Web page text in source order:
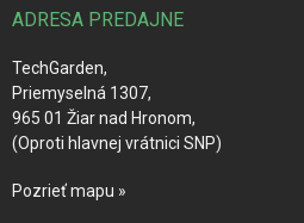
ADRESA PREDAJNE
TechGarden,
Priemyselná 1307,
965 01 Žiar nad Hronom,
(Oproti hlavnej vrátnici SNP)
Pozrieť mapu »